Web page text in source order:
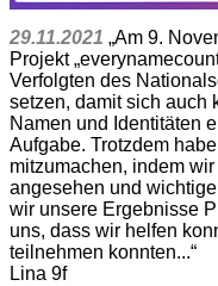
29.11.2021 „Am 9.
Projekt
Verfolgten des
setzen, damit sich auch
Namen und Identitäten
Aufgabe. Trotzdem
mitzumachen, indem
angesehen und
wir unsere Ergebnisse
uns, dass wir helfen
teilnehmen konnten...“
Lina 9f